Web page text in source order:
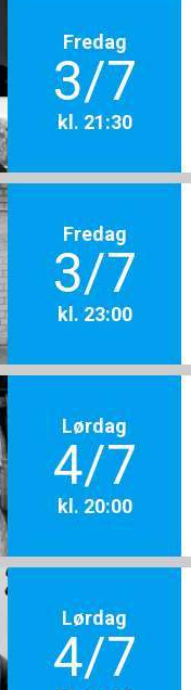
Fredag
3/7
kl. 21:30
Fredag
3/7
kl. 23:00
Lørdag
4/7
kl. 20:00
Lørdag
4/7